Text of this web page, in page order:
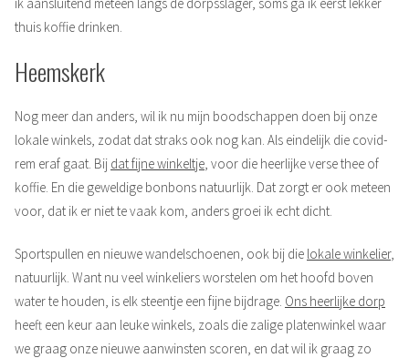
thuis koffie drinken.
Heemskerk
Nog meer dan anders, wil ik nu mijn boodschappen doen bij onze
lokale winkels, zodat dat straks ook nog kan. Als eindelijk die covid-
rem eraf gaat. Bij dat fijne winkeltje , voor die heerlijke verse thee of
koffie. En die geweldige bonbons natuurlijk. Dat zorgt er ook meteen
voor, dat ik er niet te vaak kom, anders groei ik echt dicht.
Sportspullen en nieuwe wandelschoenen, ook bij die lokale winkelier,
natuurlijk. Want nu veel winkeliers worstelen om het hoofd boven
water te houden, is elk steentje een fijne bijdrage. Ons heerlijke dorp
heeft een keur aan leuke winkels, zoals die zalige platenwinkel waar
we graag onze nieuwe aanwinsten scoren, en dat wil ik graag zo